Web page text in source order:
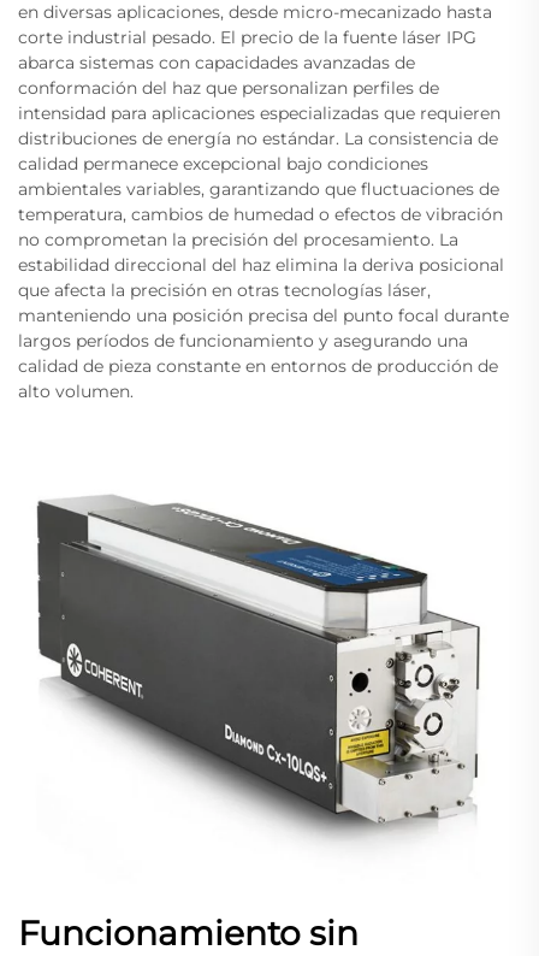
en diversas aplicaciones, desde micro-mecanizado hasta
corte industrial pesado. El precio de la fuente láser IPG
abarca sistemas con capacidades avanzadas de
conformación del haz que personalizan perfiles de
intensidad para aplicaciones especializadas que requieren
distribuciones de energía no estándar. La consistencia de
calidad permanece excepcional bajo condiciones
ambientales variables, garantizando que fluctuaciones de
temperatura, cambios de humedad o efectos de vibración
no comprometan la precisión del procesamiento. La
estabilidad direccional del haz elimina la deriva posicional
que afecta la precisión en otras tecnologías láser,
manteniendo una posición precisa del punto focal durante
largos períodos de funcionamiento y asegurando una
calidad de pieza constante en entornos de producción de
alto volumen.
Funcionamiento sin